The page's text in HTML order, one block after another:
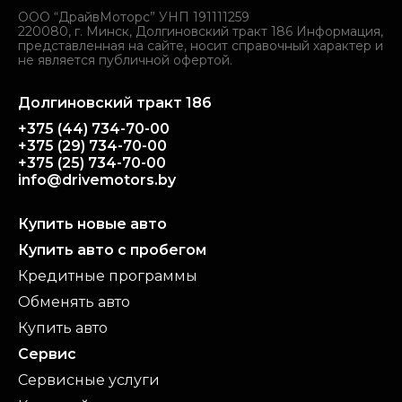
ООО “ДрайвМоторс” УНП 191111259
220080, г. Минск, Долгиновский тракт 186 Информация,
представленная на сайте, носит справочный характер и
не является публичной офертой.
Долгиновский тракт 186
+375 (44) 734-70-00
+375 (29) 734-70-00
+375 (25) 734-70-00
info@drivemotors.by
Купить новые авто
Купить авто с пробегом
Кредитные программы
Обменять авто
Купить авто
Сервис
Сервисные услуги